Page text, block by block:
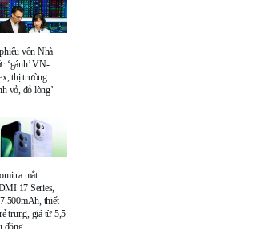
vốn Nhà
‘gánh’ VN-
thị trường
vỏ, đỏ lòng’
ra mắt
17 Series,
thiết
trung, giá từ 5,5
đồng